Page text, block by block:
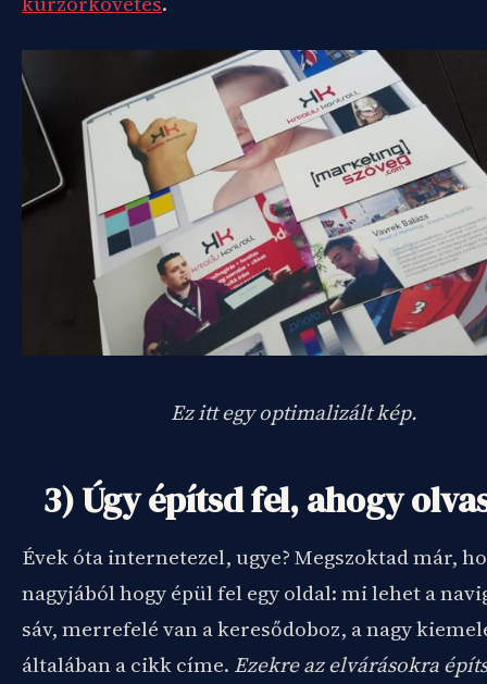
Ez itt egy optimalizált kép.
3) Úgy építsd fel, ahogy
Évek óta internetezel, ugye? Megszoktad már,
nagyjából hogy épül fel egy oldal: mi lehet a
sáv, merrefelé van a keresődoboz, a nagy
általában a cikk címe. Ezekre az elvárásokra építs